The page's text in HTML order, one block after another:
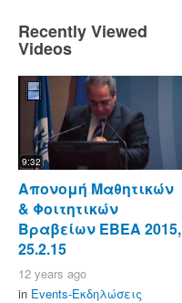
Recently Viewed
Videos
9:32
Απονομή Μαθητικών
& Φοιτητικών
Βραβείων ΕΒΕΑ 2015,
25.2.15
12 years ago
in Events-Εκδηλώσεις